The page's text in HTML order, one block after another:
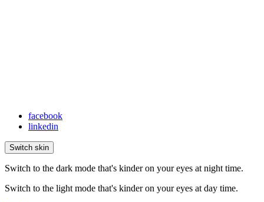
facebook
linkedin
Switch skin
Switch to the dark mode that's kinder on your eyes at night time.
Switch to the light mode that's kinder on your eyes at day time.